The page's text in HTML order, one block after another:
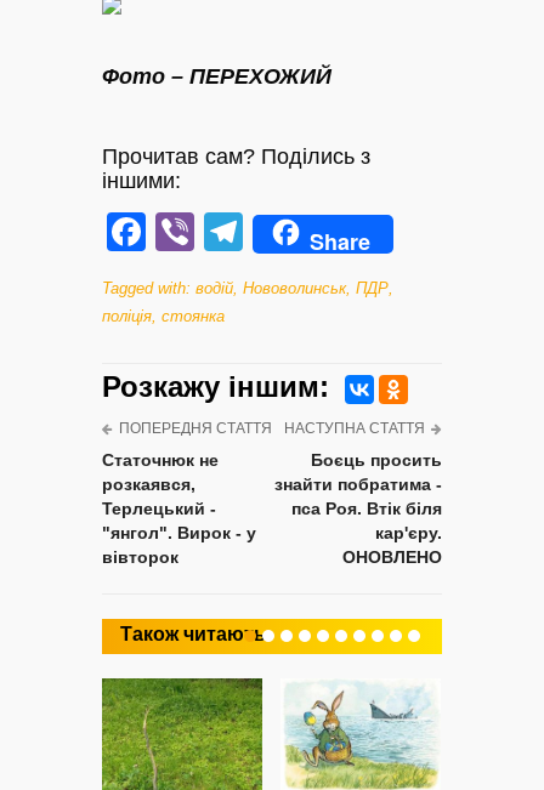
Фото – ПЕРЕХОЖИЙ
Прочитав сам? Поділись з
іншими:
Facebook
ViberTelegram
Share
Tagged with: водій Нововолинськ, ПДР
поліція стоянка
Розкажу iншим:
ПОПЕРЕДНЯ СТАТТЯ
Статочнюк не
розкаявся,
Терлецький -
"янгол". Вирок - у
вівторок
НАСТУПНА СТАТТЯ
Боєць просить
знайти побратима -
пса Роя. Втік біля
кар'єру.
ОНОВЛЕНО
Також читають